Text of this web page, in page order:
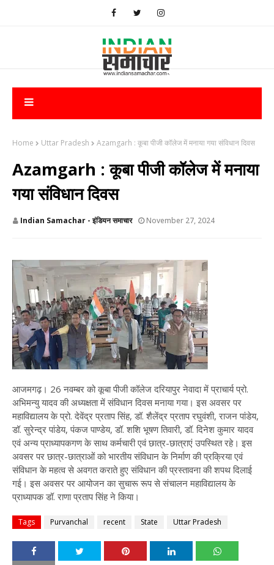
Home Uttar Pradesh Azamgarh : कूबा पीजी कॉलेज में मनाया गया संविधान दिवस
Azamgarh : कूबा पीजी कॉलेज में मनाया
गया संविधान दिवस
Indian Samachar - इंडियन समाचार November 27, 2024
आजमगढ़। 26 नवम्बर को कूबा पीजी कॉलेज दरियापुर नेवादा में प्राचार्य प्रो.
अभिमन्यु यादव की अध्यक्षता में संविधान दिवस मनाया गया। इस अवसर पर
महाविद्यालय के प्रो. देवेंद्र प्रताप सिंह, डॉ. शैलेंद्र प्रताप रघुवंशी, राजन पांडेय,
डॉ. सुरेन्द्र पांडेय, पंकज पाण्डेय, डॉ. शशि भूषण तिवारी, डॉ. दिनेश कुमार यादव
एवं अन्य प्राध्यापकगण के साथ कर्मचारी एवं छात्र-छात्राएं उपस्थित रहे। इस
अवसर पर छात्र-छात्राओं को भारतीय संविधान के निर्माण की प्रक्रिया एवं
संविधान के महत्व से अवगत कराते हुए संविधान की प्रस्तावना की शपथ दिलाई
गई। इस अवसर पर आयोजन का सुचारू रूप से संचालन महाविद्यालय के
प्राध्यापक डॉ. राणा प्रताप सिंह ने किया।
Tags Purvanchal recent State Uttar Pradesh